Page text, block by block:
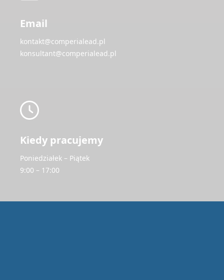
Email
kontakt@comperialead.pl
konsultant@comperialead.pl
Kiedy pracujemy
Poniedziałek – Piątek
9:00 – 17:00